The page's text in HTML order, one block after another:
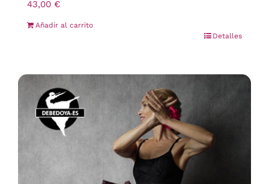
43,00 €
Añadir al carrito
Detalles